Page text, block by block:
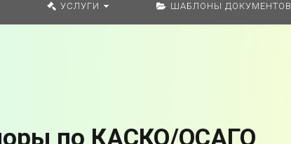
УСЛУГИ ШАБЛОНЫ ДОКУМЕНТОВ
по КАСКО/ОСАГО